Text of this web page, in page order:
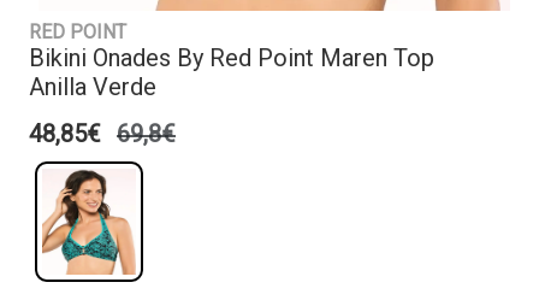
RED POINT
Bikini Onades By Red Point Maren Top
Anilla Verde
48,85€ 69,8€